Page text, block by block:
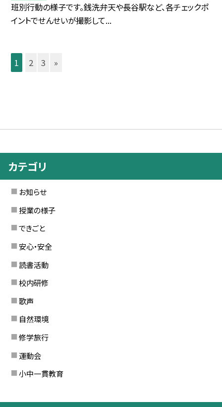
班別行動の様子です。銭洗弁天や長谷駅など、各チェックポ
イントでせんせいが撮影して...
1 2 3 »
カテゴリ
お知らせ
授業の様子
できごと
安心・安全
読書活動
校内研修
歌声
自然環境
修学旅行
運動会
小中一貫教育